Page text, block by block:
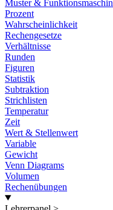
Muster &
Prozent
Wahrscheinlichkeit
Rechengesetze
Verhältnisse
Runden
Figuren
Statistik
Subtraktion
Strichlisten
Temperatur
Zeit
Wert & Stellenwert
Variable
Gewicht
Venn Diagrams
Volumen
Rechenübungen